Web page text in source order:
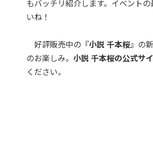
もバッチリ紹介します。イベント
いね！
好評販売中の『小説 千本桜』の
のお楽しみ。 小説 千本桜の公式サ
ください。